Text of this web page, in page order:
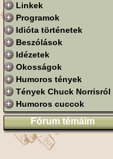
Linkek
Programok
Idióta történetek
Beszólások
Idézetek
Okosságok
Humoros tények
Tények Chuck Norrisról
Humoros cuccok
Fórum témáim